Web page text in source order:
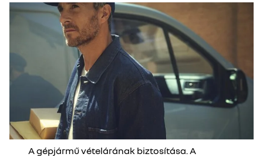
A gépjármű vételárának biztosítása. A